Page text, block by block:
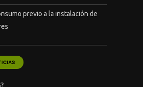
previo a la instalación de